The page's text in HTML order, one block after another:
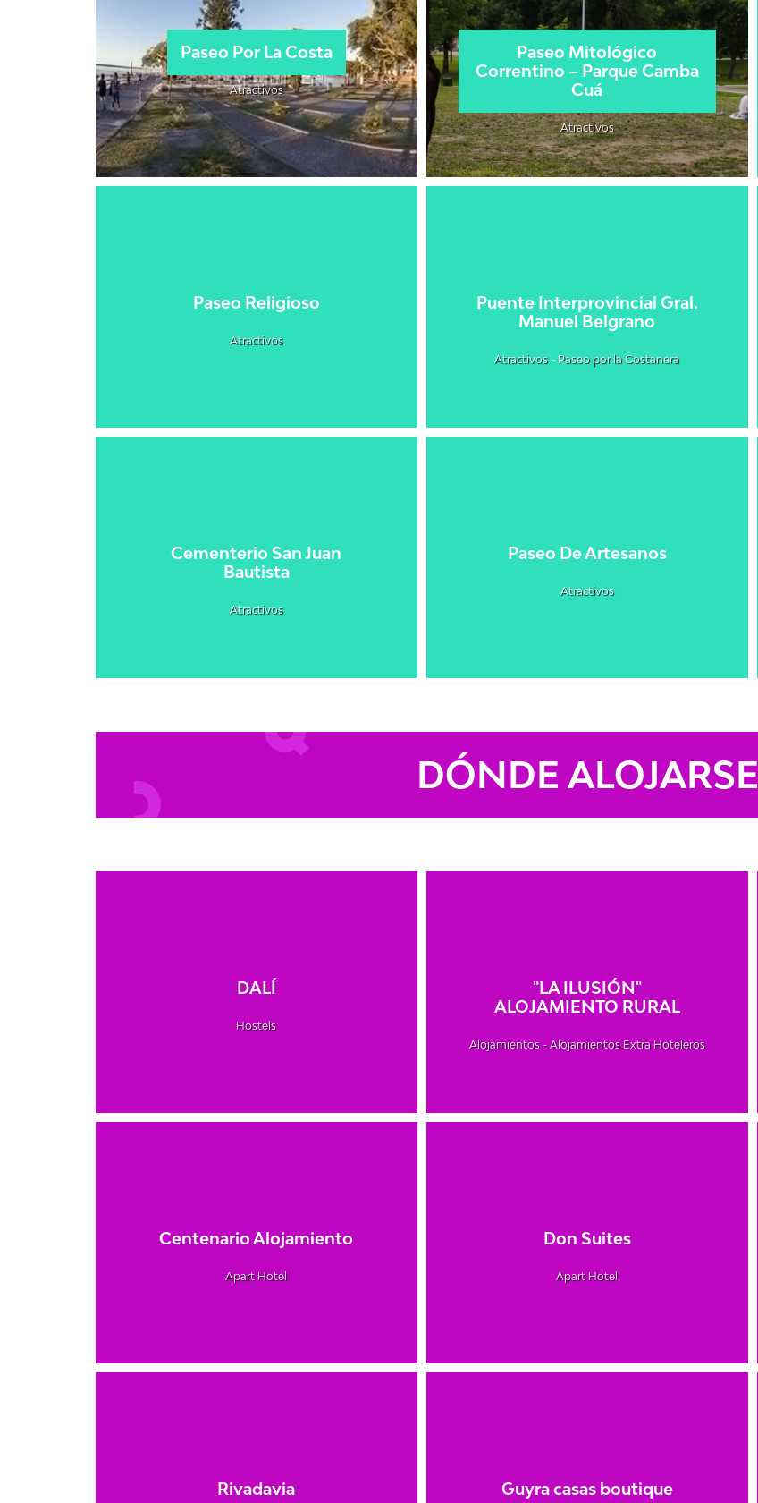
Paseo Por La Costa
Atractivos
Paseo Mitológico
Correntino – Parque Camba
Cuá
Atractivos
Paseo Religioso
Atractivos
Puente Interprovincial Gral.
Manuel Belgrano
Atractivos - Paseo por la Costanera
Cementerio San Juan
Bautista
Atractivos
Paseo De Artesanos
Atractivos
DÓNDE ALOJARSE
DALÍ
Hostels
"LA ILUSIÓN"
ALOJAMIENTO RURAL
Alojamientos - Alojamientos Extra Hoteleros
Centenario Alojamiento
Apart Hotel
Don Suites
Apart Hotel
Rivadavia Guyra casas boutique